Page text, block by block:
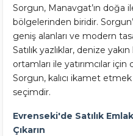
Sorgun, Manavgat’ın doğa
bölgelerinden biridir.
geniş alanları ve modern
Satılık yazlıklar, denize
ortamları ile yatırımcılar
Sorgun, kalıcı ikamet
seçimdir.
Evrenseki'de Satılık
Çıkarın